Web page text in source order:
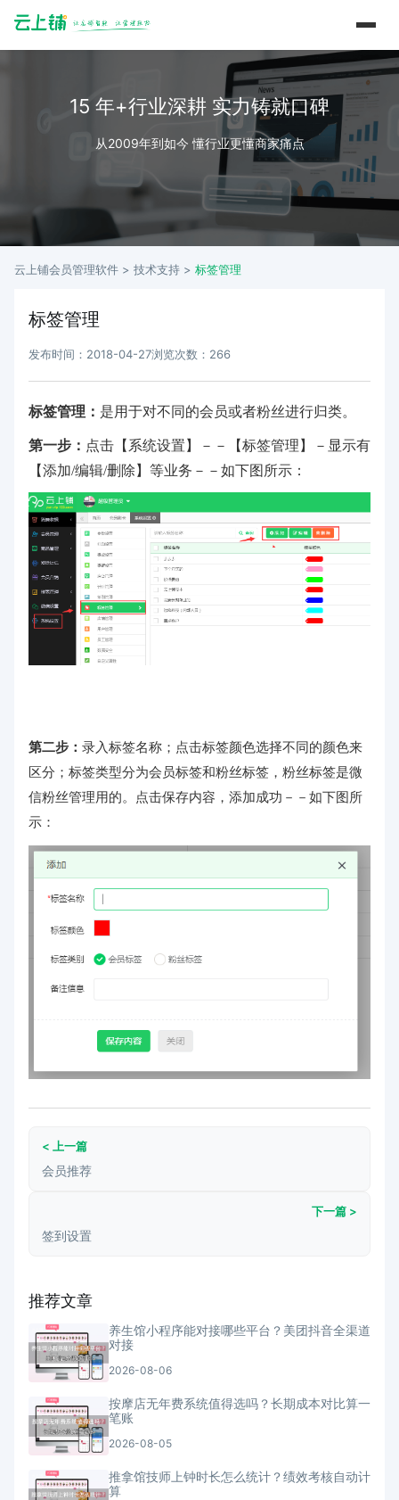
15 年+行业深耕 实力铸就口碑
从2009年到如今 懂行业更懂商家痛点
云上铺会员管理软件 > 技术支持 > 标签管理
标签管理
发布时间：2018-04-27浏览次数：266
标签管理： 是用于对不同的会员或者粉丝进行归类。
第一步： 点击【系统设置】－－【标签管理】－显示有
【添加/编辑/删除】等业务－－如下图所示：
第二步： 录入标签名称；点击标签颜色选择不同的颜色来
区分；标签类型分为会员标签和粉丝标签，粉丝标签是微
信粉丝管理用的。点击保存内容，添加成功－－如下图所
示：
< 上一篇
会员推荐
下一篇 >
签到设置
推荐文章
养生馆小程序能对接哪些平台？美团抖音全渠道
对接
2026-08-06
按摩店无年费系统值得选吗？长期成本对比算一
笔账
2026-08-05
推拿馆技师上钟时长怎么统计？绩效考核自动计
算